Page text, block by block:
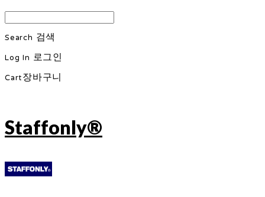
Search 검색
Log In 로그인
Cart장바구니
Staffonly®